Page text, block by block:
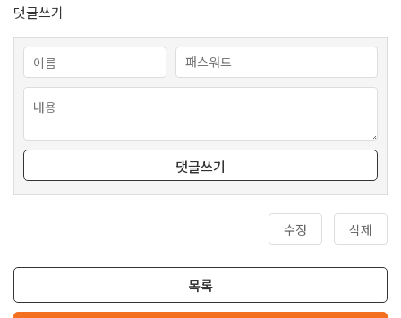
댓글쓰기
댓글쓰기
수정 삭제
목록